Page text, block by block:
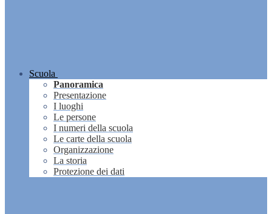
Scuola
Panoramica
Presentazione
I luoghi
Le persone
I numeri della scuola
Le carte della scuola
Organizzazione
La storia
Protezione dei dati